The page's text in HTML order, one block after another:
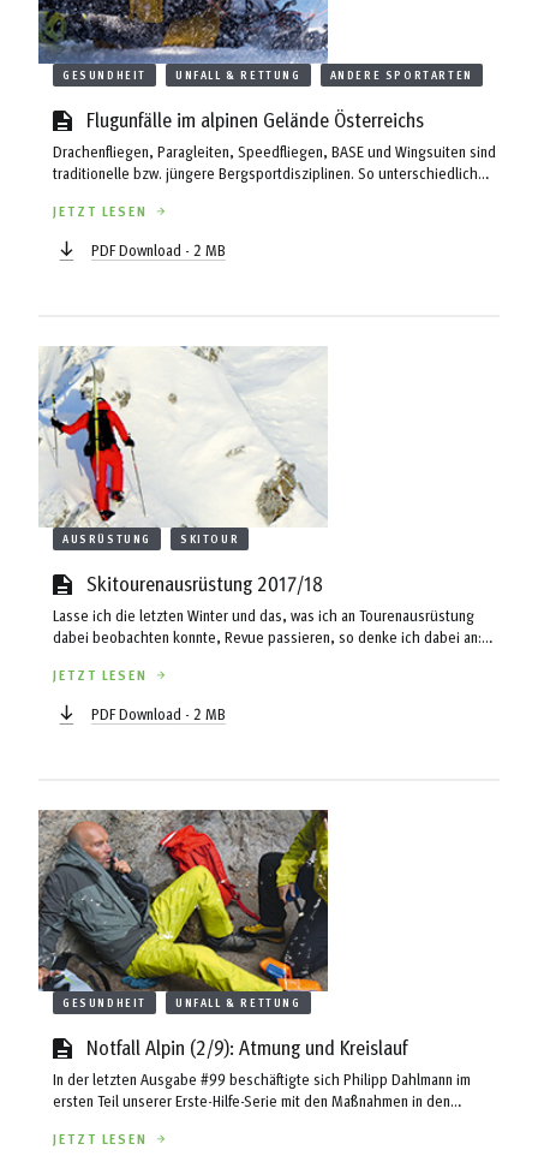
GESUNDHEIT UNFALL & RETTUNG ANDERE SPORTARTEN
Flugunfälle im alpinen Gelände Österreichs
Drachenfliegen, Paragleiten, Speedfliegen, BASE und Wingsuiten sind
traditionelle bzw. jüngere Bergsportdisziplinen. So unterschiedlich
Luft ab – mit dem Risiko abzustürzen und sich zu verletzen oder zu
Tode zu kommen. Das Autorenteam Woyke/Ströhle/Paal und Ebner hat
sich aufgrund der Datengrundlage der Unfalldatenbank des
JETZT LESEN
PDF Download - 2 MB
AUSRÜSTUNG SKITOUR
Skitourenausrüstung 2017/18
Lasse ich die letzten Winter und das, was ich an Tourenausrüstung
dabei beobachten konnte, Revue passieren, so denke ich dabei an:
allem die Kombinationen von Schuh, Ski und Bindung waren manchmal
haarsträubend. Dabei ist das richtige Zusammenspiel dieser drei
Komponenten von großer Bedeutung, soll die Ausrüstung die
JETZT LESEN
PDF Download - 2 MB
GESUNDHEIT UNFALL & RETTUNG
Notfall Alpin (2/9): Atmung und Kreislauf
In der letzten Ausgabe #99 beschäftigte sich Philipp Dahlmann im
ersten Teil unserer Erste-Hilfe-Serie mit den Maßnahmen in den
allem der erste Punkt „Airway/Atemwege“ thematisiert. Was zu tun
JETZT LESEN